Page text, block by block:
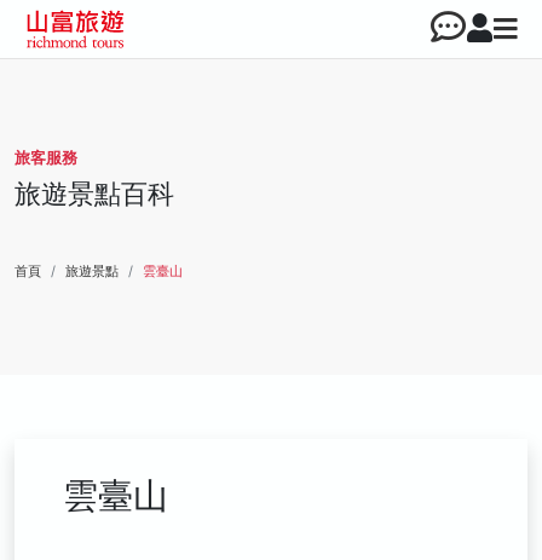
旅客服務
旅遊景點百科
首頁 旅遊景點 雲臺山
雲臺山